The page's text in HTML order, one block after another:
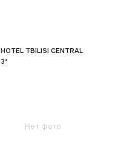
HOTEL TBILISI CENTRAL
3*
Нет фото